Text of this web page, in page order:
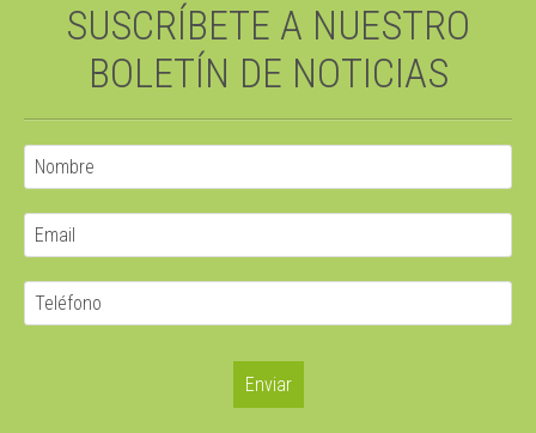
SUSCRÍBETE A NUESTRO
BOLETÍN DE NOTICIAS